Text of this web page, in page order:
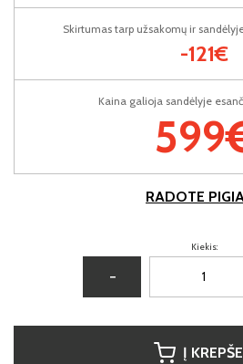
Kaina galioja sandėlyje
Skirtumas tarp užsakomų ir
-121€
RADOTE
Kiekis:
−
Į